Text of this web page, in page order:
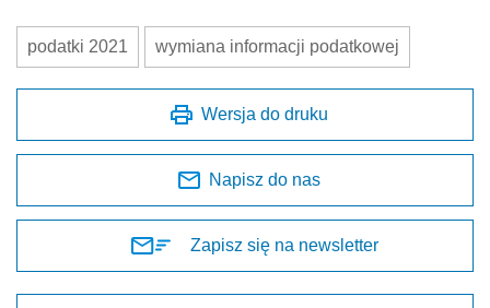
podatki 2021 wymiana informacji podatkowej
Wersja do druku
Napisz do nas
Zapisz się na newsletter